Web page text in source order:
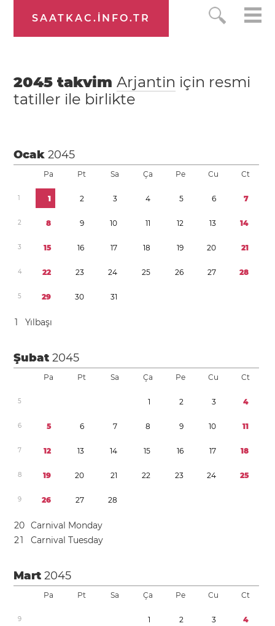
SAATKAC.INFO.TR
2045 takvimArjantin için resmi
tatiller ile birlikte
Ocak2045
Pa Pt Sa Ça Pe Cu Ct
1 1 2 3 4 5 6 7
2 8 9 10 11 12 13 14
3 15 16 17 18 19 20 21
4 22 23 24 25 26 27 28
5 29 30 31
1 Yılbaşı
Şubat2045
Pa Pt Sa Ça Pe Cu Ct
5 1 2 3 4
6 5 6 7 8 9 10 11
7 12 13 14 15 16 17 18
8 19 20 21 22 23 24 25
9 26 27 28
20 Carnival Monday
21 Carnival Tuesday
Mart2045
Pa Pt Sa Ça Pe Cu Ct
9 1 2 3 4